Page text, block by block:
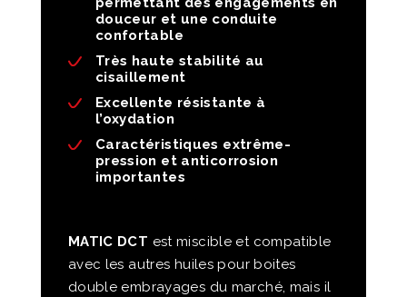
douceur et une conduite
confortable
Très haute stabilité au
cisaillement
Excellente résistante à
l’oxydation
Caractéristiques extrême-
pression et anticorrosion
importantes
MATIC DCT est miscible et compatible
avec les autres huiles pour boites
double embrayages du marché, mais il